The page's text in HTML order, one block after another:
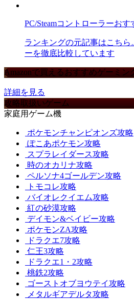
PC/Steamコントローラーおす
ランキングの元記事はこち
ーを徹底比較しています
Amazonで買えるおすすめゲーミン
詳細を見る
攻略取扱いゲーム
家庭用ゲーム機
ポケモンチャンピオンズ攻略
ぽこあポケモン攻略
スプラレイダース攻略
時のオカリナ攻略
ペルソナ4ゴールデン攻略
トモコレ攻略
バイオレクイエム攻略
紅の砂漠攻略
デイモン&ベイビー攻略
ポケモンZA攻略
ドラクエ7攻略
仁王3攻略
ドラクエ1・2攻略
桃鉄2攻略
ゴーストオブヨウテイ攻略
メタルギアデルタ攻略